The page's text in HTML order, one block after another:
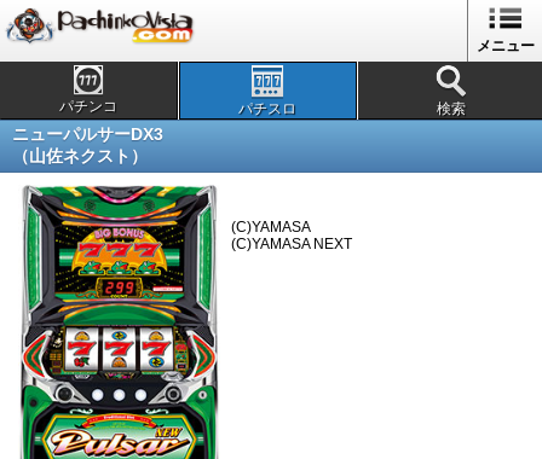
メニュー
パチンコ パチスロ 検索
ニューパルサーDX3
（山佐ネクスト）
(C)YAMASA
(C)YAMASA NEXT